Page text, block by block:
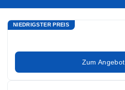
NIEDRIGSTER PREIS
Zum Angebot